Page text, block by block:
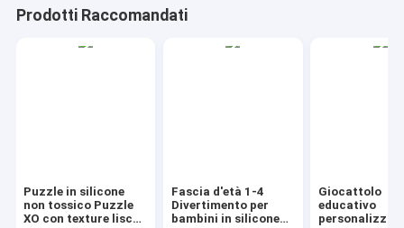
Prodotti Raccomandati
Puzzle in silicone
non tossico Puzzle
XO con texture lisce
Fascia d'età 1-4
Divertimento per
bambini in silicone
Giocattolo
educativo